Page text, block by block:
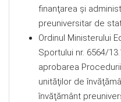
finanţarea şi
preuniversitar de
Ordinul Ministerului
Sportului nr. 6564/
aprobarea
unităţilor de
învăţământ